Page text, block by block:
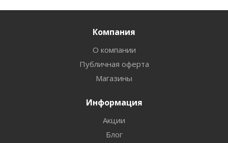
Компания
О компании
Публичная оферта
Магазины
Информация
Акции
Блог